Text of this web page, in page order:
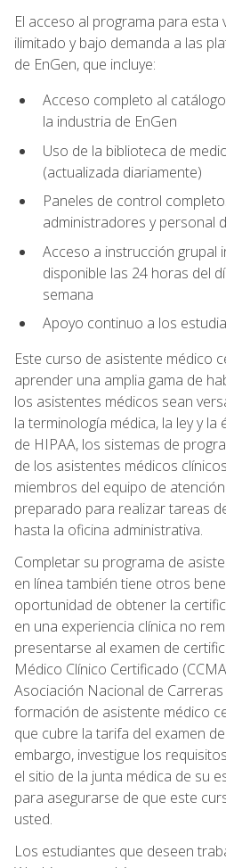
El acceso al programa para esta
ilimitado y bajo demanda a las
de EnGen, que incluye:
Acceso completo al
la industria de EnGen
Uso de la biblioteca de
(actualizada diariamente)
Paneles de control
administradores y personal
Acceso a instrucción grupal
disponible las 24 horas del
semana
Apoyo continuo a los
Este curso de asistente médico
aprender una amplia gama de
los asistentes médicos sean
la terminología médica, la ley y la
de HIPAA, los sistemas de
de los asistentes médicos
miembros del equipo de
preparado para realizar tareas
hasta la oficina administrativa.
Completar su programa de
en línea también tiene otros
oportunidad de obtener la
en una experiencia clínica no
presentarse al examen de
Médico Clínico Certificado
Asociación Nacional de Carreras
formación de asistente médico
que cubre la tarifa del examen
embargo, investigue los
el sitio de la junta médica de su
para asegurarse de que este
usted.
Los estudiantes que deseen